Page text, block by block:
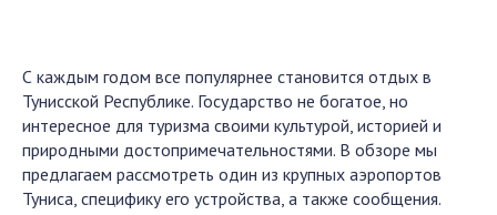
С каждым годом все популярнее становится отдых в
Тунисской Республике. Государство не богатое, но
интересное для туризма своими культурой, историей и
природными достопримечательностями. В обзоре мы
предлагаем рассмотреть один из крупных аэропортов
Туниса, специфику его устройства, а также сообщения.